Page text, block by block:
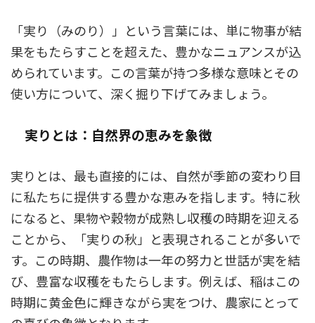
「実り（みのり）」という言葉には、単に物事が結
果をもたらすことを超えた、豊かなニュアンスが込
められています。この言葉が持つ多様な意味とその
使い方について、深く掘り下げてみましょう。
実りとは：自然界の恵みを象徴
実りとは、最も直接的には、自然が季節の変わり目
に私たちに提供する豊かな恵みを指します。特に秋
になると、果物や穀物が成熟し収穫の時期を迎える
ことから、「実りの秋」と表現されることが多いで
す。この時期、農作物は一年の努力と世話が実を結
び、豊富な収穫をもたらします。例えば、稲はこの
時期に黄金色に輝きながら実をつけ、農家にとって